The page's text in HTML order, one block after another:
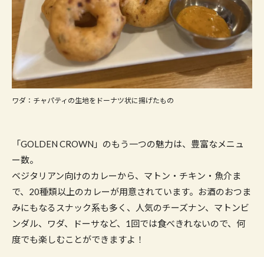
ワダ：チャパティの生地をドーナツ状に揚げたもの
「GOLDEN CROWN」のもう一つの魅力は、豊富なメニュ
ー数。
ベジタリアン向けのカレーから、マトン・チキン・魚介ま
で、20種類以上のカレーが用意されています。お酒のおつま
みにもなるスナック系も多く、人気のチーズナン、マトンビ
ンダル、ワダ、ドーサなど、1回では食べきれないので、何
度でも楽しむことができますよ！